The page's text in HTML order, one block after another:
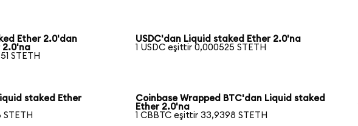
Ether 2.0'dan
2.0'na
STETH
USDC'dan Liquid staked Ether 2.0'na
1 USDC eşittir 0,000525 STETH
staked Ether
STETH
Coinbase Wrapped BTC'dan Liquid staked
Ether 2.0'na
1 CBBTC eşittir 33,9398 STETH